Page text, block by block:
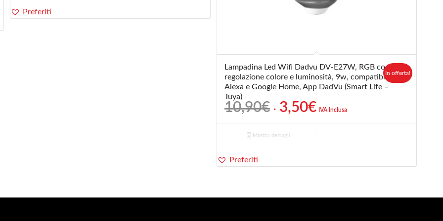
Preferiti
Lampadina Led Wifi Dadvu DV-E27W, RGB con
regolazione colore e luminosità, 9w, compatibile
Alexa e Google Home, App DadVu (Smart Life –
Tuya)
10,90€ Il
prezzo
originale
era:
3,50€IlIVA Inclusa
In offerta!
Mostra dettagli
Preferiti